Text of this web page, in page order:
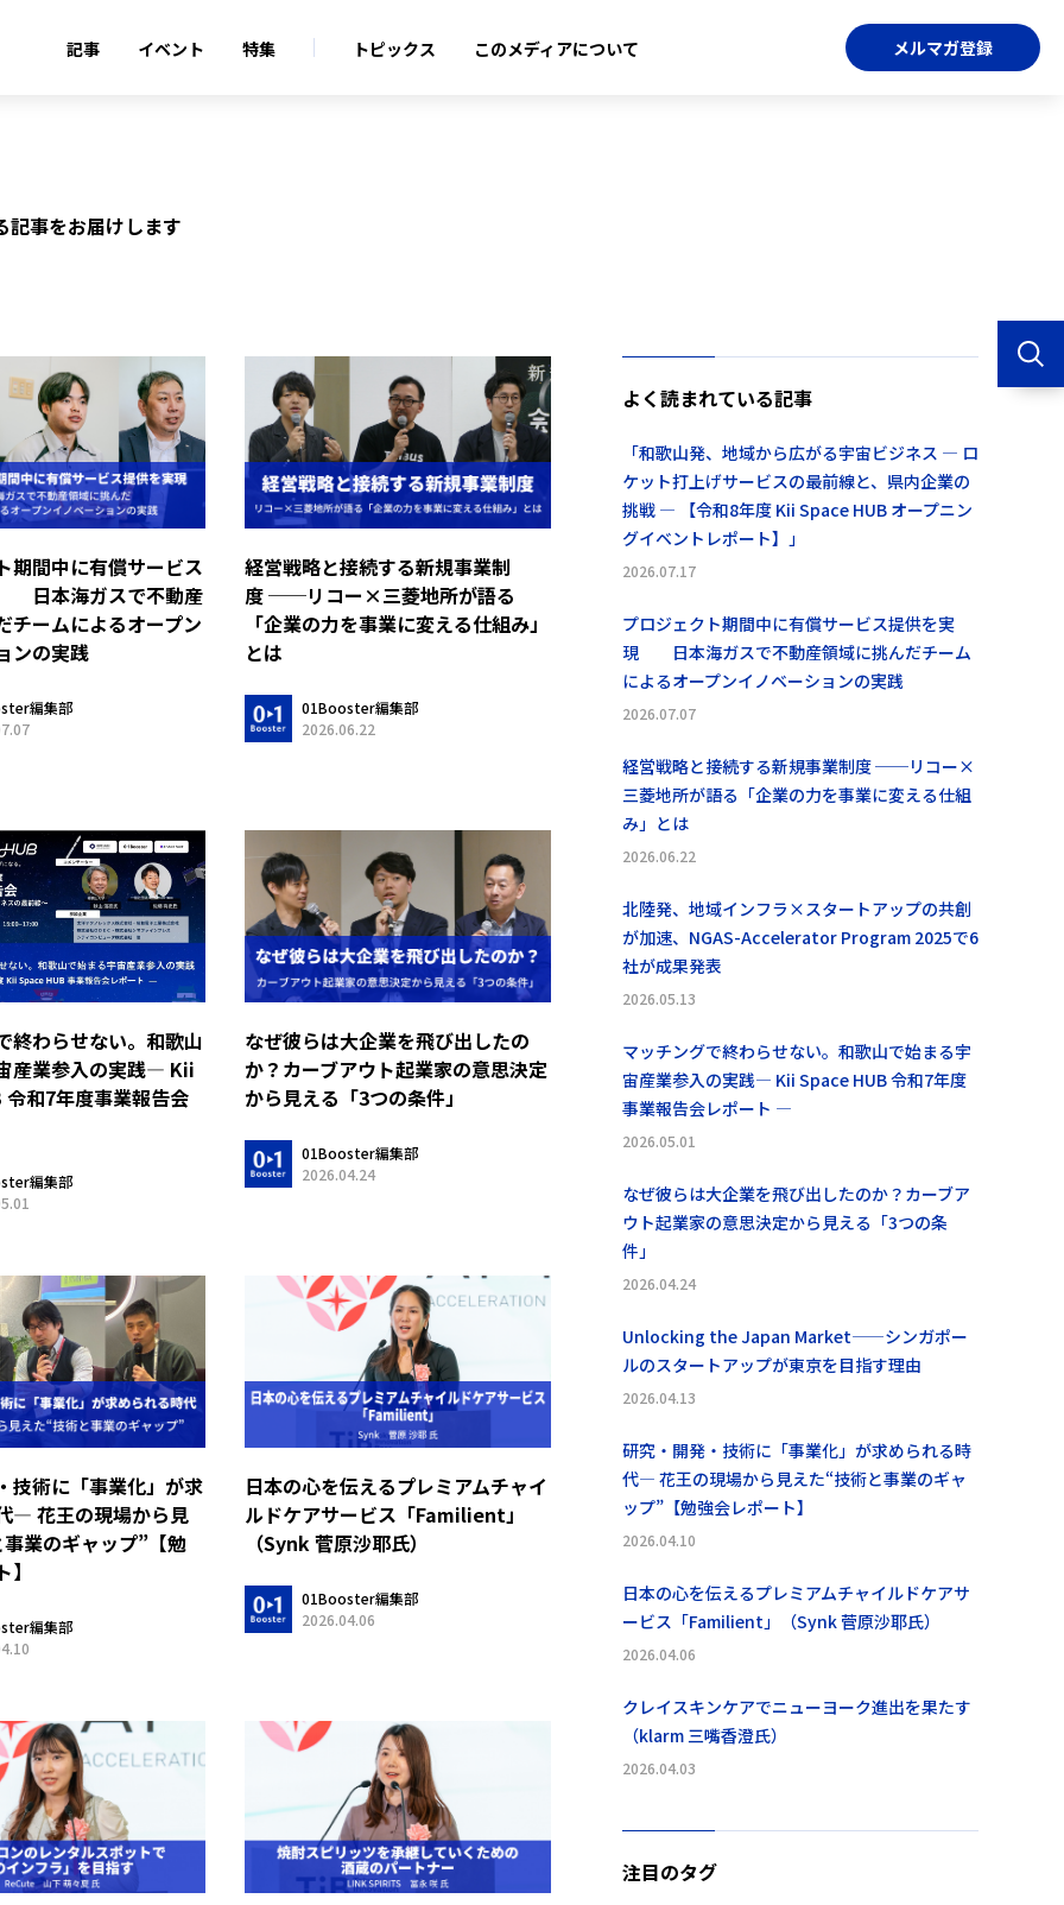
記事 イベント 特集 トピックス このメディアについて メルマガ登録
事をお届けします
期間中に有償サービス
日本海ガスで不動産
チームによるオープン
ンの実践
編集部
経営戦略と接続する新規事業制
度 ──リコー×三菱地所が語る
「企業の力を事業に変える仕組み」
とは
01Booster編集部
2026.06.22
終わらせない。和歌山
産業参入の実践― Kii
和7年度事業報告会
編集部
なぜ彼らは大企業を飛び出したの
か？カーブアウト起業家の意思決定
から見える「3つの条件」
01Booster編集部
2026.04.24
技術に「事業化」が求
― 花王の現場から見
業のギャップ”【勉
編集部
日本の心を伝えるプレミアムチャイ
ルドケアサービス「Familient」
（Synk 菅原沙耶氏）
01Booster編集部
2026.04.06
よく読まれている記事
「和歌山発、地域から広がる宇宙ビジネス ― ロ
ケット打上げサービスの最前線と、県内企業の
挑戦 ― 【令和8年度 Kii Space HUB オープニン
グイベントレポート】」
2026.07.17
プロジェクト期間中に有償サービス提供を実
現 日本海ガスで不動産領域に挑んだチーム
によるオープンイノベーションの実践
2026.07.07
経営戦略と接続する新規事業制度 ──リコー×
三菱地所が語る「企業の力を事業に変える仕組
み」とは
2026.06.22
北陸発、地域インフラ×スタートアップの共創
が加速、NGAS-Accelerator Program 2025で6
社が成果発表
2026.05.13
マッチングで終わらせない。和歌山で始まる宇
宙産業参入の実践― Kii Space HUB 令和7年度
事業報告会レポート ―
2026.05.01
なぜ彼らは大企業を飛び出したのか？カーブア
ウト起業家の意思決定から見える「3つの条
件」
2026.04.24
Unlocking the Japan Market——シンガポー
ルのスタートアップが東京を目指す理由
2026.04.13
研究・開発・技術に「事業化」が求められる時
代― 花王の現場から見えた“技術と事業のギャ
ップ”【勉強会レポート】
2026.04.10
日本の心を伝えるプレミアムチャイルドケアサ
ービス「Familient」（Synk 菅原沙耶氏）
2026.04.06
クレイスキンケアでニューヨーク進出を果たす
（klarm 三嘴香澄氏）
2026.04.03
注目のタグ